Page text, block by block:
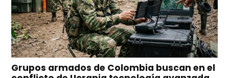
Grupos armados de Colombia buscan en el